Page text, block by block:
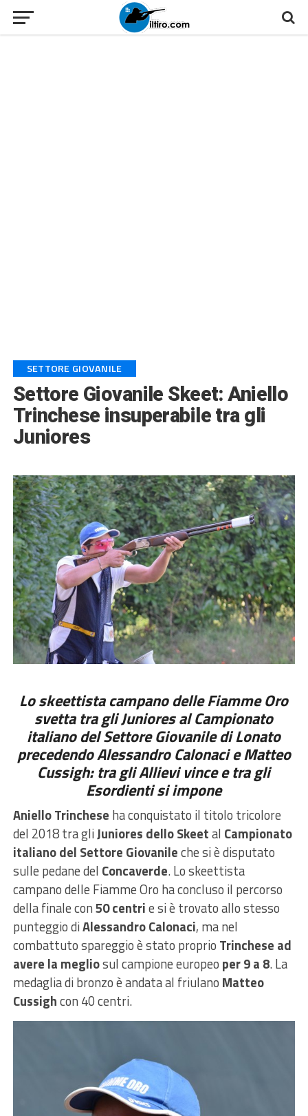
SETTORE GIOVANILE
Settore Giovanile Skeet: Aniello
Trinchese insuperabile tra gli
Juniores
Lo skeettista campano delle Fiamme Oro
svetta tra gli Juniores al Campionato
italiano del Settore Giovanile di Lonato
precedendo Alessandro Calonaci e Matteo
Cussigh: tra gli Allievi vince e tra gli
Esordienti si impone
Aniello Trinchese ha conquistato il titolo tricolore
del 2018 tra gliJuniores dello Skeetal Campionato
italiano del Settore Giovanileche si è disputato
sulle pedane del Concaverde. Lo skeettista
campano delle Fiamme Oro ha concluso il percorso
della finale con50 centrie si è trovato allo stesso
punteggio diAlessandro Calonaci, ma nel
combattuto spareggio è stato proprio Trinchese ad
avere la megliosul campione europeo per 9 a 8. La
medaglia di bronzo è andata al friulano Matteo
Cussighcon 40 centri.